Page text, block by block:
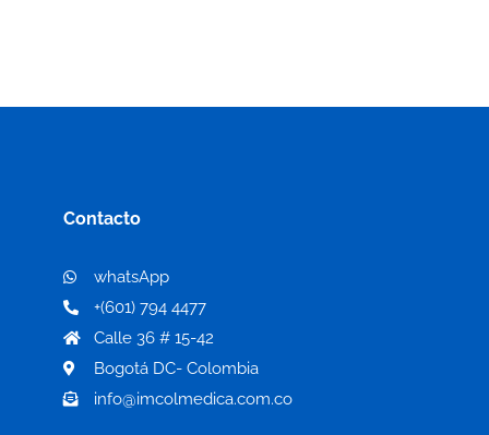
Contacto
whatsApp
+(601) 794 4477
Calle 36 # 15-42
Bogotá DC- Colombia
info@imcolmedica.com.co